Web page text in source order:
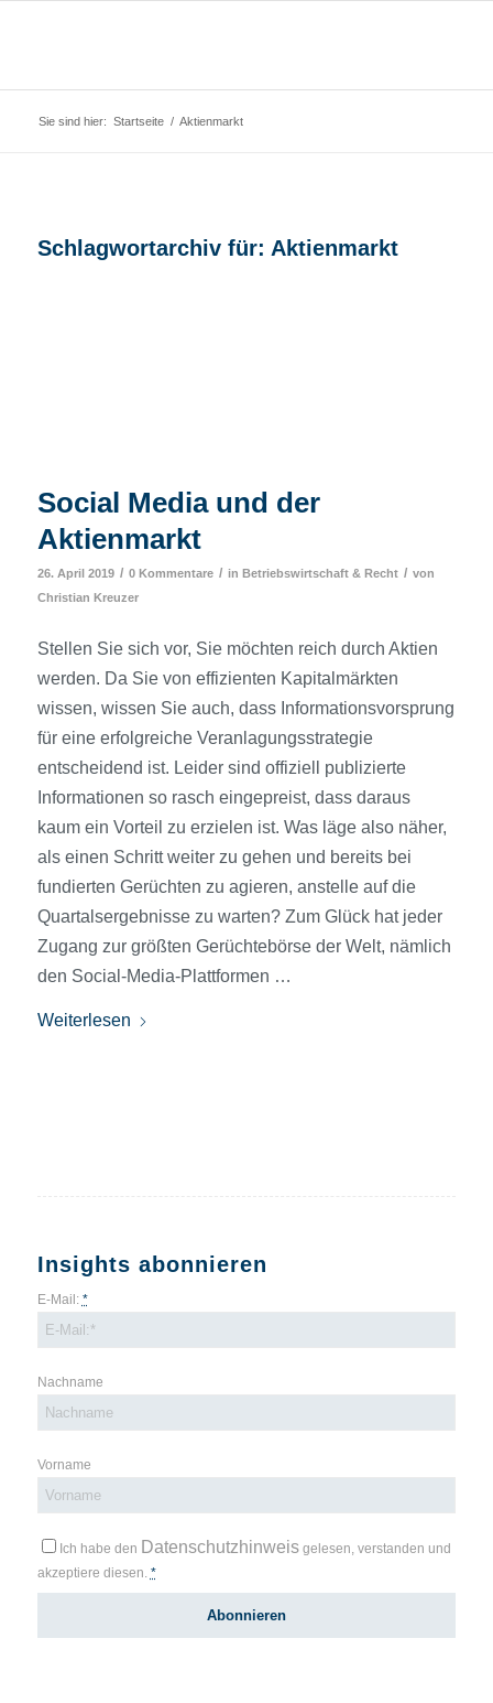
Sie sind hier: Startseite / Aktienmarkt
Schlagwortarchiv für: Aktienmarkt
Social Media und der
Aktienmarkt
26. April 2019 / 0 Kommentare / in Betriebswirtschaft & Recht / von
Christian Kreuzer
Stellen Sie sich vor, Sie möchten reich durch Aktien
werden. Da Sie von effizienten Kapitalmärkten
wissen, wissen Sie auch, dass Informationsvorsprung
für eine erfolgreiche Veranlagungsstrategie
entscheidend ist. Leider sind offiziell publizierte
Informationen so rasch eingepreist, dass daraus
kaum ein Vorteil zu erzielen ist. Was läge also näher,
als einen Schritt weiter zu gehen und bereits bei
fundierten Gerüchten zu agieren, anstelle auf die
Quartalsergebnisse zu warten? Zum Glück hat jeder
Zugang zur größten Gerüchtebörse der Welt, nämlich
den Social-Media-Plattformen …
Weiterlesen
Insights abonnieren
E-Mail: *
Nachname
Vorname
Ich habe den Datenschutzhinweisgelesen, verstanden und
akzeptiere diesen. *